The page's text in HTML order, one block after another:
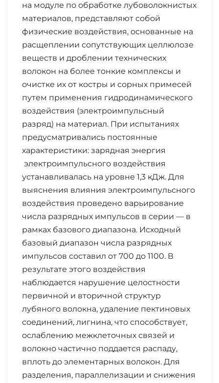
на модуле по обработке лубоволокнистых
материалов, представляют собой
физические воздействия, основанные на
расщеплении сопутствующих целлюлозе
веществ и дроблении технических
волокон на более тонкие комплексы и
очистке их от костры и сорных примесей
путем применения гидродинамического
воздействия (электроимпульсный
разряд) на материал. При испытаниях
предусматривались постоянные
характеристики: зарядная энергия
электроимпульсного воздействия
устанавливалась на уровне 1,3 кДж. Для
выяснения влияния электроимпульсного
воздействия проведено варьирование
числа разрядных импульсов в серии — в
рамках базового диапазона. Исходный
базовый диапазон числа разрядных
импульсов составил от 700 до 1100. В
результате этого воздействия
наблюдается нарушение целостности
первичной и вторичной структур
лубяного волокна, удаление пектиновых
соединений, лигнина, что способствует,
ослаблению межклеточных связей и
волокно частично поддается распаду,
вплоть до элементарных волокон. Для
разделения, параллелизации и снижения